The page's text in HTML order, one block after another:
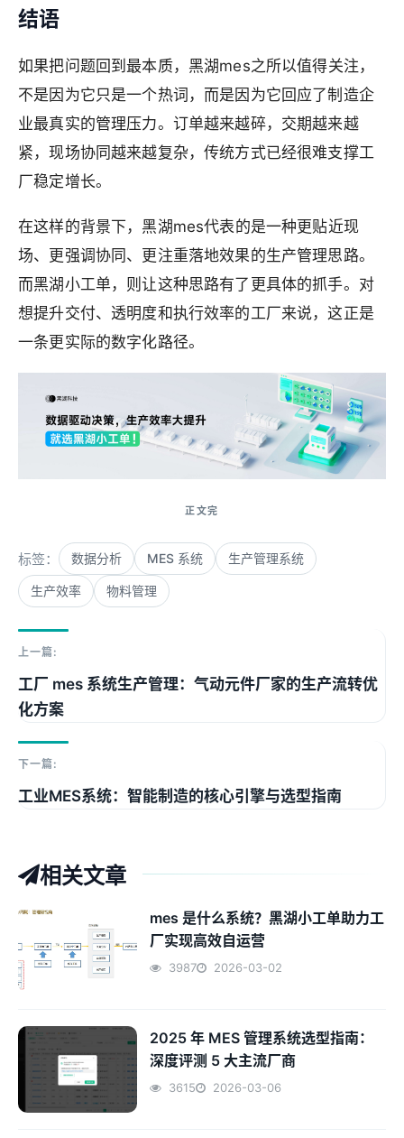
结语
如果把问题回到最本质，黑湖mes之所以值得关注，
不是因为它只是一个热词，而是因为它回应了制造企
业最真实的管理压力。订单越来越碎，交期越来越
紧，现场协同越来越复杂，传统方式已经很难支撑工
厂稳定增长。
在这样的背景下，黑湖mes代表的是一种更贴近现
场、更强调协同、更注重落地效果的生产管理思路。
而黑湖小工单，则让这种思路有了更具体的抓手。对
想提升交付、透明度和执行效率的工厂来说，这正是
一条更实际的数字化路径。
标签： 数据分析 MES 系统 生产管理系统
生产效率 物料管理
上一篇:
工厂 mes 系统生产管理：气动元件厂家的生产流转优
化方案
下一篇:
工业MES系统：智能制造的核心引擎与选型指南
相关文章
mes 是什么系统？黑湖小工单助力工
厂实现高效自运营
3987 2026-03-02
2025 年 MES 管理系统选型指南：
深度评测 5 大主流厂商
3615 2026-03-06